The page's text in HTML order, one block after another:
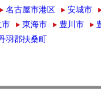
名古屋市港区
安城市
市 東海市 豊川市
羽郡扶桑町